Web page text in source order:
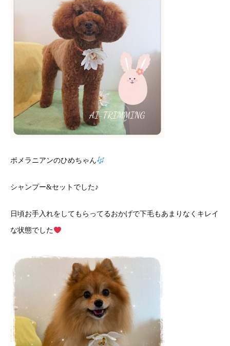
ポメラニアンのひめちゃん
シャンプー&セットでした♪
日頃お手入れをしてもらってるおかげで下毛もあまりなくキレイ
な状態でした